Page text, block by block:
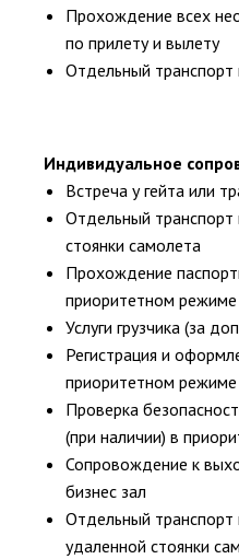
Прохождение всех
по прилету и вылету
Отдельный транспорт
Индивидуальное
Встреча у гейта или
Отдельный транспорт
стоянки самолета
Прохождение
приоритетном режиме
Услуги грузчика (за
Регистрация и
приоритетном режиме
Проверка
(при наличии) в
Сопровождение к
бизнес зал
Отдельный транспорт
удаленной стоянки